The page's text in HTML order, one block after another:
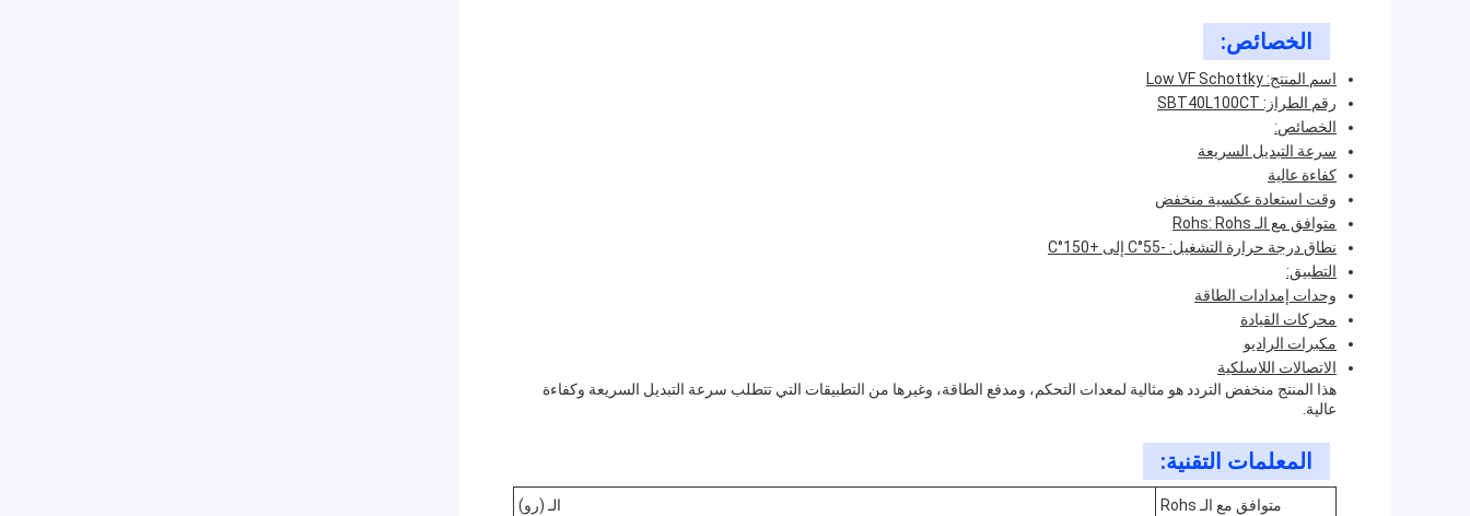
الخصائص:
اسم المنتج: Low VF Schottky
رقم الطراز: SBT40L100CT
الخصائص:
سرعة التبديل السريعة
كفاءة عالية
وقت استعادة عكسية منخفض
متوافق مع الـ Rohs: Rohs
نطاق درجة حرارة التشغيل: -55°C إلى +150°C
التطبيق:
وحدات إمدادات الطاقة
محركات القيادة
مكبرات الراديو
الاتصالات اللاسلكية
هذا المنتج منخفض التردد هو مثالية لمعدات التحكم، ومدفع الطاقة، وغيرها من التطبيقات التي تتطلب سرعة التبديل السريعة وكفاءة
عالية.
المعلمات التقنية:
متوافق مع الـ Rohs الـ (رو)